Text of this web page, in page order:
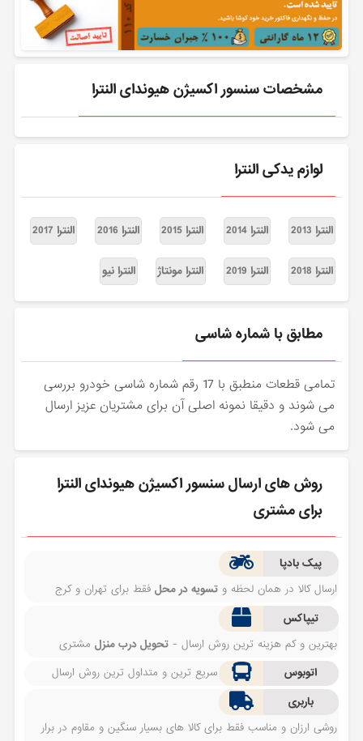
مشخصات سنسور اکسیژن هیوندای النترا
لوازم یدکی النترا
النترا 2013 النترا 2014 النترا 2015 النترا 2016 النترا 2017
النترا 2018 النترا 2019 النترا مونتاژ النترا نیو
مطابق با شماره شاسی
تمامی قطعات منطبق با 17 رقم شماره شاسی خودرو بررسی
می شوند و دقیقا نمونه اصلی آن برای مشتریان عزیز ارسال
می شود.
روش های ارسال سنسور اکسیژن هیوندای النترا
برای مشتری
پیک بادپا
ارسال کالا در همان لحظه وتسویه در محل فقط برای تهران و کرج
تیپاکس
بهترین و کم هزینه ترین روش ارسال -تحویل درب منزل مشتری
اتوبوس
سریع ترین و متداول ترین روش ارسال
باربری
روشی ارزان و مناسب فقط برای کالا های بسیار سنگین و مقاوم در برار